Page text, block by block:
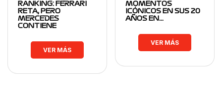
RANKING: FERRARI
RETA, PERO
MERCEDES
CONTIENE
VER MÁS
MOMENTOS
ICÓNICOS EN SUS 20
AÑOS EN…
VER MÁS